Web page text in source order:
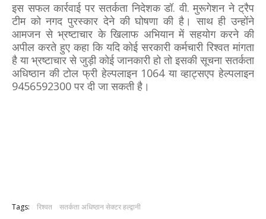
इस सफल कार्रवाई पर सतर्कता निदेशक डॉ. वी. मुरूगेशन ने ट्रैप
टीम को नगद पुरस्कार देने की घोषणा की है। साथ ही उन्होंने
आमजन से भ्रष्टाचार के खिलाफ अभियान में सहयोग करने की
अपील करते हुए कहा कि यदि कोई सरकारी कर्मचारी रिश्वत मांगता
है या भ्रष्टाचार से जुड़ी कोई जानकारी हो तो इसकी सूचना सतर्कता
अधिष्ठान की टोल फ्री हेल्पलाइन 1064 या व्हाट्सएप हेल्पलाइन
9456592300 पर दी जा सकती है।
Tags: रिश्वत सतर्कता अधिष्ठान सेक्टर हल्द्वानी